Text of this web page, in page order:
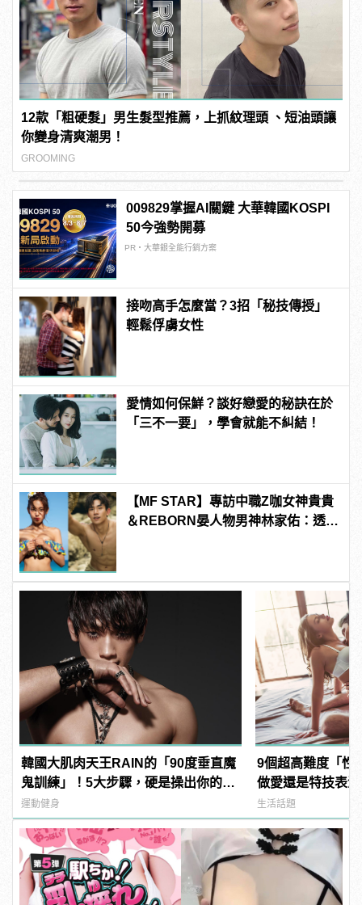
12款「粗硬髮」男生髮型推薦，上抓紋理頭 、短油頭讓
你變身清爽潮男！
GROOMING
009829掌握AI關鍵 大華韓國KOSPI
50今強勢開募
PR・大華銀全能行銷方案
接吻高手怎麼當？3招「秘技傳授」
輕鬆俘虜女性
愛情如何保鮮？談好戀愛的秘訣在於
「三不一要」，學會就能不糾結！
【MF STAR】專訪中職Z咖女神貴貴
＆REBORN晏人物男神林家佑：透過
韓國大肌肉天王RAIN的「90度垂直魔
鬼訓練」！5大步驟，硬是操出你的猛
男身材！
運動健身
9個超高難度「性
做愛還是特技表
樣變型男
生活話題